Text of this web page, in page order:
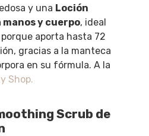
y una Loción
y cuerpo, ideal
aporta hasta 72
gracias a la manteca
en su fórmula. A la
Shop.
Scrub de